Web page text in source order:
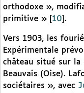
orthodoxe »,
primitive »
10 .
Vers 1903, les
Expérimentale
château situé sur la
Beauvais (Oise).
sociétaires », avec